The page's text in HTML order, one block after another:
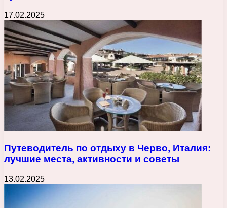
17.02.2025
Путеводитель по отдыху в Черво, Италия:
лучшие места, активности и советы
13.02.2025